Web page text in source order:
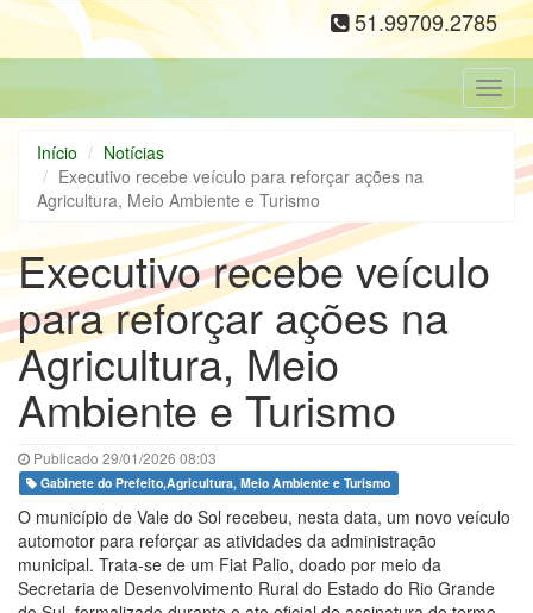
51.99709.2785
Início
Notícias
Executivo recebe veículo para reforçar ações na
Agricultura, Meio Ambiente e Turismo
Executivo recebe veículo
para reforçar ações na
Agricultura, Meio
Ambiente e Turismo
Publicado 29/01/2026 08:03
Gabinete do Prefeito,Agricultura, Meio Ambiente e Turismo
O município de Vale do Sol recebeu, nesta data, um novo veículo
automotor para reforçar as atividades da administração
municipal. Trata-se de um Fiat Palio, doado por meio da
Secretaria de Desenvolvimento Rural do Estado do Rio Grande